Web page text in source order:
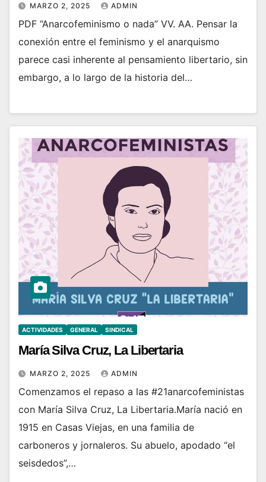
MARZO 2, 2025 ADMIN
PDF “Anarcofeminismo o nada” VV. AA. Pensar la
conexión entre el feminismo y el anarquismo
parece casi inherente al pensamiento libertario, sin
embargo, a lo largo de la historia del…
ACTIVIDADES GENERAL SINDICAL
María Silva Cruz, La Libertaria
MARZO 2, 2025 ADMIN
Comenzamos el repaso a las #21anarcofeministas
con María Silva Cruz, La Libertaria.María nació en
1915 en Casas Viejas, en una familia de
carboneros y jornaleros. Su abuelo, apodado “el
seisdedos”,…